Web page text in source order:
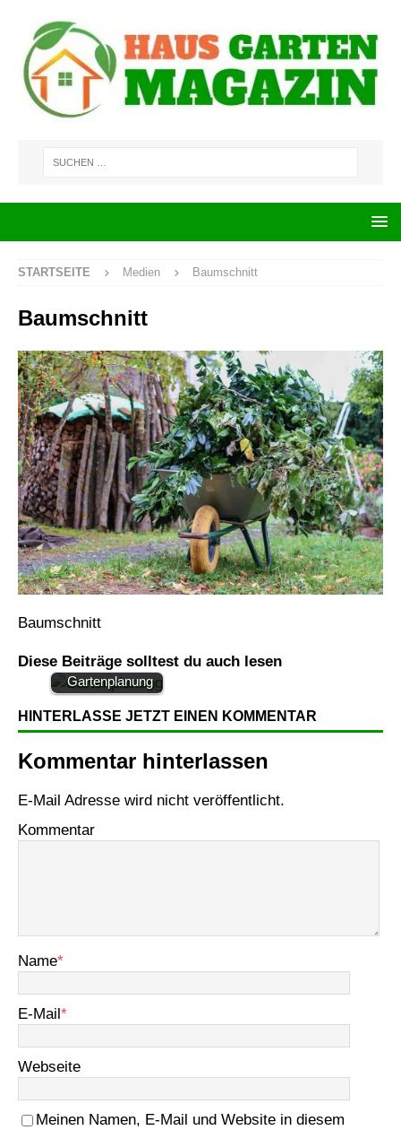
STARTSEITE Medien Baumschnitt
Baumschnitt
Baumschnitt
Diese Beiträge solltest du auch lesen
zur
e an die
Gartenplanung
HINTERLASSE JETZT EINEN KOMMENTAR
Kommentar hinterlassen
E-Mail Adresse wird nicht veröffentlicht.
Kommentar
Name*
E-Mail*
Webseite
Meinen Namen, E-Mail und Website in diesem